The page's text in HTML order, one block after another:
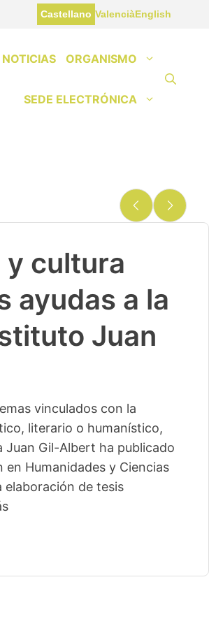
Castellano ValenciàEnglish
NOTICIAS ORGANISMO
SEDE ELECTRÓNICA
cultura
ayudas a la
Juan
vinculados con la
literario o humanístico,
Gil-Albert ha publicado
en Humanidades y Ciencias
elaboración de tesis